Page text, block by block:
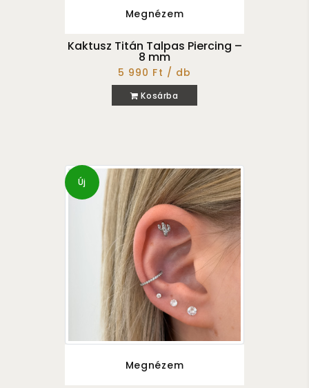
Megnézem
Kaktusz Titán Talpas Piercing –
8 mm
5 990 Ft / db
Kosárba
Új
Megnézem